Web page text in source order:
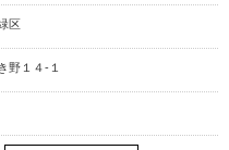
区
野１４-１